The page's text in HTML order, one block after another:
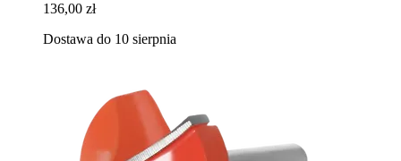
136,00 zł
Dostawa do 10 sierpnia